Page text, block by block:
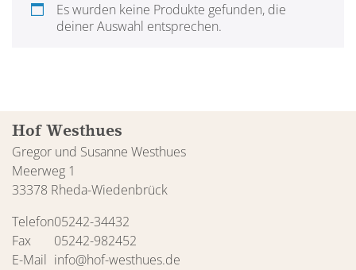
Es wurden keine Produkte gefunden, die
deiner Auswahl entsprechen.
Hof Westhues
Gregor und Susanne Westhues
Meerweg 1
33378 Rheda-Wiedenbrück
Telefon05242-34432
Fax
05242-982452
E-Mail info@hof-westhues.de